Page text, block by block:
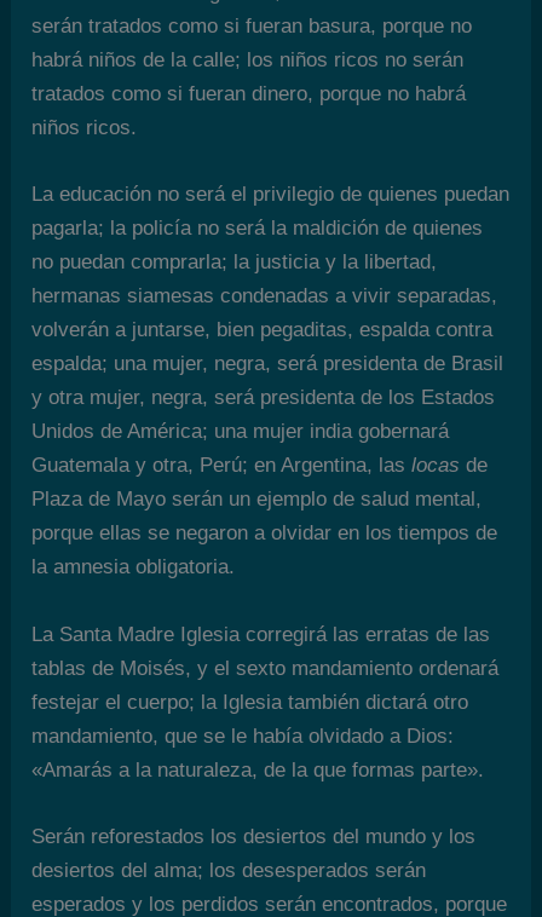
serán tratados como si fueran basura, porque no
habrá niños de la calle; los niños ricos no serán
tratados como si fueran dinero, porque no habrá
niños ricos.
La educación no será el privilegio de quienes puedan
pagarla; la policía no será la maldición de quienes
no puedan comprarla; la justicia y la libertad,
hermanas siamesas condenadas a vivir separadas,
volverán a juntarse, bien pegaditas, espalda contra
espalda; una mujer, negra, será presidenta de Brasil
y otra mujer, negra, será presidenta de los Estados
Unidos de América; una mujer india gobernará
Guatemala y otra, Perú; en Argentina, laslocas de
Plaza de Mayo serán un ejemplo de salud mental,
porque ellas se negaron a olvidar en los tiempos de
la amnesia obligatoria.
La Santa Madre Iglesia corregirá las erratas de las
tablas de Moisés, y el sexto mandamiento ordenará
festejar el cuerpo; la Iglesia también dictará otro
mandamiento, que se le había olvidado a Dios:
«Amarás a la naturaleza, de la que formas parte».
Serán reforestados los desiertos del mundo y los
desiertos del alma; los desesperados serán
esperados y los perdidos serán encontrados, porque